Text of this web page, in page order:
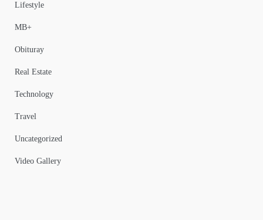
Lifestyle
MB+
Obituray
Real Estate
Technology
Travel
Uncategorized
Video Gallery